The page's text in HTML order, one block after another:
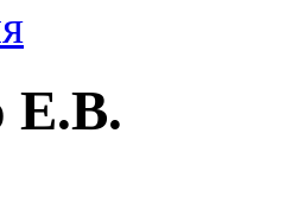
Е.В.